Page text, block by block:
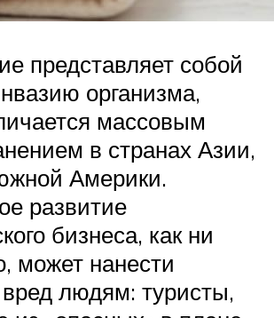
представляет собой
организма,
массовым
в странах Азии,
Америки.
развитие
бизнеса, как ни
может нанести
людям: туристы,